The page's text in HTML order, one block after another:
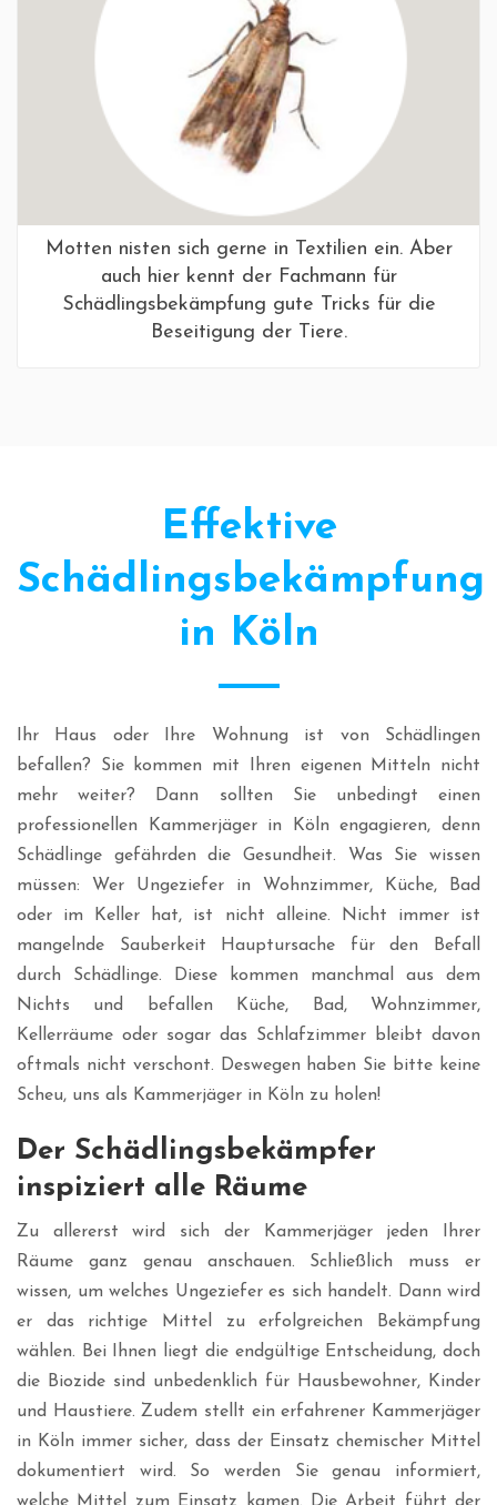
Motten nisten sich gerne in Textilien ein. Aber
auch hier kennt der Fachmann für
Schädlingsbekämpfung gute Tricks für die
Beseitigung der Tiere.
Effektive
Schädlingsbekämpfung
in Köln
Ihr Haus oder Ihre Wohnung ist von Schädlingen
befallen? Sie kommen mit Ihren eigenen Mitteln nicht
mehr weiter? Dann sollten Sie unbedingt einen
professionellen Kammerjäger in Köln engagieren, denn
Schädlinge gefährden die Gesundheit. Was Sie wissen
müssen: Wer Ungeziefer in Wohnzimmer, Küche, Bad
oder im Keller hat, ist nicht alleine. Nicht immer ist
mangelnde Sauberkeit Hauptursache für den Befall
durch Schädlinge. Diese kommen manchmal aus dem
Nichts und befallen Küche, Bad, Wohnzimmer,
Kellerräume oder sogar das Schlafzimmer bleibt davon
oftmals nicht verschont. Deswegen haben Sie bitte keine
Scheu, uns als Kammerjäger in Köln zu holen!
Der Schädlingsbekämpfer
inspiziert alle Räume
Zu allererst wird sich der Kammerjäger jeden Ihrer
Räume ganz genau anschauen. Schließlich muss er
wissen, um welches Ungeziefer es sich handelt. Dann wird
er das richtige Mittel zu erfolgreichen Bekämpfung
wählen. Bei Ihnen liegt die endgültige Entscheidung, doch
die Biozide sind unbedenklich für Hausbewohner, Kinder
und Haustiere. Zudem stellt ein erfahrener Kammerjäger
in Köln immer sicher, dass der Einsatz chemischer Mittel
dokumentiert wird. So werden Sie genau informiert,